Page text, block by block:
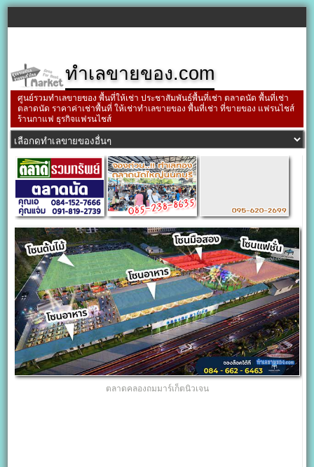
ทำเลขายของ.com
ศูนย์รวมทำเลขายของ พื้นที่ให้เช่า ประชาสัมพันธ์พื้นที่เช่า ตลาดนัด พื้นที่เช่า
ตลาดนัด ราคาค่าเช่าพื้นที่ ให้เช่าทำเลขายของ พื้นที่เช่า ที่ขายของ แฟรนไชส์
ร้านกาแฟ ธุรกิจแฟรนไชส์
ตลาดคลองถมมาร์เก็ตนิวเจน